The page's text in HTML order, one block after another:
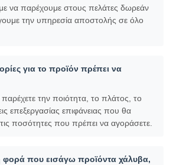
να παρέχουμε στους πελάτες δωρεάν
την υπηρεσία αποστολής σε όλο
για το προϊόν πρέπει να
την ποιότητα, το πλάτος, το
επεξεργασίας επιφάνειας που θα
ποσότητες που πρέπει να αγοράσετε.
φορά που εισάγω προϊόντα χάλυβα,